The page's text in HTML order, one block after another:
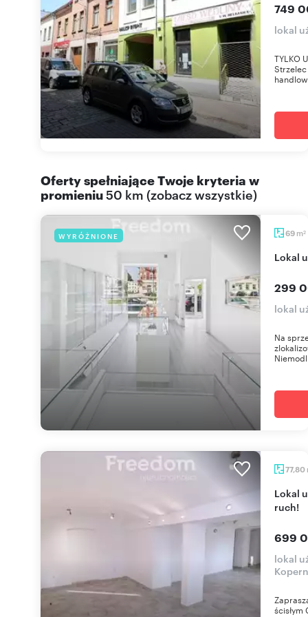
749
lokal
TYLKO
Oferty spełniające Twoje kryteria w
promieniu50 km (zobacz wszystkie)
WYRÓŻNIONE 69 m2
Lokal
299
lokal
Na
77,80
Lokal użytkowy 78 m2 w centrum Opola - duży
ruch!
699
lokal